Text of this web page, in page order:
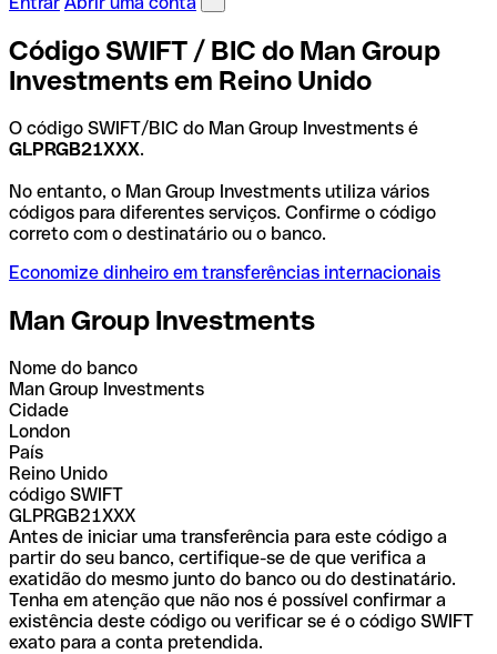
Código SWIFT / BIC do Man Group
Investments em Reino Unido
O código SWIFT/BIC do Man Group Investments é
GLPRGB21XXX.
No entanto, o Man Group Investments utiliza vários
códigos para diferentes serviços. Confirme o código
correto com o destinatário ou o banco.
Economize dinheiro em transferências internacionais
Man Group Investments
Nome do banco
Man Group Investments
Cidade
London
País
Reino Unido
código SWIFT
GLPRGB21XXX
Antes de iniciar uma transferência para este código a
partir do seu banco, certifique-se de que verifica a
exatidão do mesmo junto do banco ou do destinatário.
Tenha em atenção que não nos é possível confirmar a
existência deste código ou verificar se é o código SWIFT
exato para a conta pretendida.